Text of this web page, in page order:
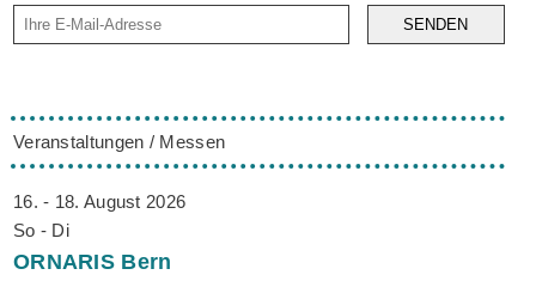
SENDEN
Veranstaltungen / Messen
16. - 18. August 2026
So - Di
ORNARIS Bern